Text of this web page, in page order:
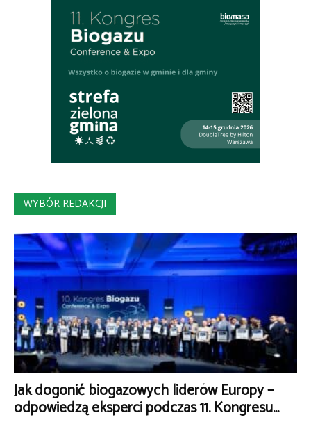
WYBÓR REDAKCJI
Jak dogonić biogazowych liderów Europy –
odpowiedzą eksperci podczas 11. Kongresu...